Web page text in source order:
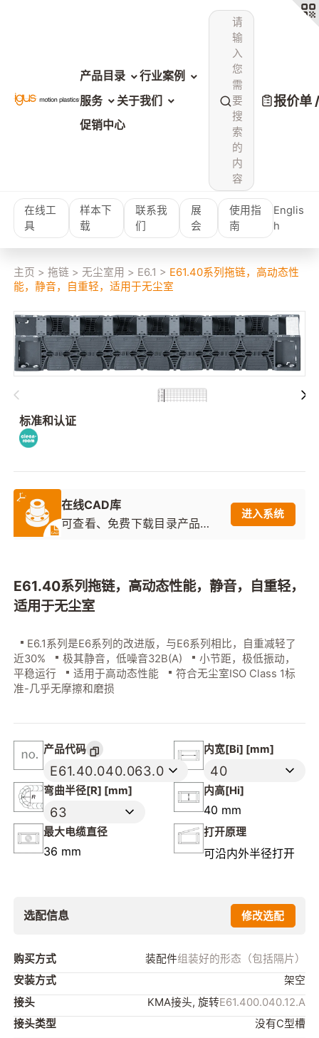
产品目录
行业案例
服务
关于我们
促销中心
请
输
入
您
需
要
搜
索
的
内
容
报价单
在线工
具
样本下
载
联系我
们
展
会
使用指
南
Englis
h
主页 >拖链 > 无尘室用 > E6.1 > E61.40系列拖链，高动态性
能，静音，自重轻，适用于无尘室
标准和认证
在线CAD库
可查看、免费下载目录产品的2
进入系统
E61.40系列拖链，高动态性能，静音，自重轻，
适用于无尘室
E6.1系列是E6系列的改进版，与E6系列相比，自重减轻了
近30%
极其静音，低噪音32B(A)
小节距，极低振动，
平稳运行
适用于高动态性能
符合无尘室ISO Class 1标
准-几乎无摩擦和磨损
产品代码
E61.40.040.063.0
内宽[Bi] [mm]
40
弯曲半径[R] [mm]
63
内高[Hi]
40 mm
最大电缆直径
36 mm
打开原理
可沿内外半径打开
选配信息 修改选配
购买方式 装配件组装好的形态（包括隔片）
安装方式
架空
接头
KMA接头, 旋转E61.400.040.12.A
接头类型
没有C型槽